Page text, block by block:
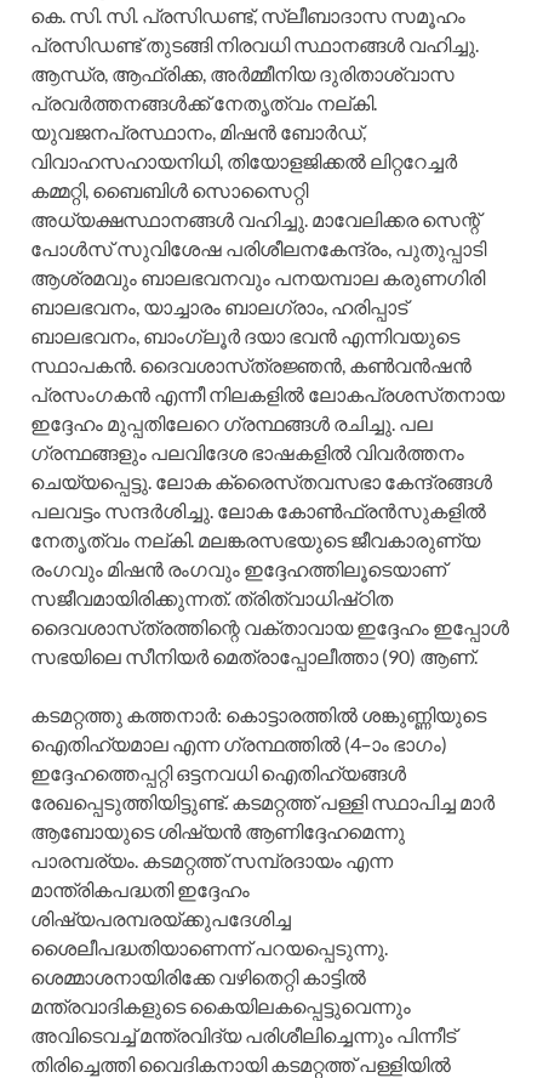
കെ. സി. സി. പ്രസിഡണ്ട്‌, സ്ലീബാദാസ സമൂഹം
പ്രസിഡണ്ട്‌ തുടങ്ങി നിരവധി സ്ഥാനങ്ങള്‍ വഹിച്ചു.
ആന്ധ്ര, ആഫ്രിക്ക, അര്‍മ്മീനിയ ദുരിതാശ്വാസ
പ്രവര്‍ത്തനങ്ങള്‍ക്ക്‌ നേതൃത്വം നല്‌കി.
യുവജനപ്രസ്ഥാനം, മിഷന്‍ ബോര്‍ഡ്‌,
വിവാഹസഹായനിധി, തിയോളജിക്കല്‍ ലിറ്ററേച്ചര്‍
കമ്മറ്റി, ബൈബിള്‍ സൊസൈറ്റി
അധ്യക്ഷസ്ഥാനങ്ങള്‍ വഹിച്ചു. മാവേലിക്കര സെന്റ്‌
പോള്‍സ്‌ സുവിശേഷ പരിശീലനകേന്ദ്രം, പുതുപ്പാടി
ആശ്രമവും ബാലഭവനവും പനയമ്പാല കരുണഗിരി
ബാലഭവനം, യാച്ചാരം ബാലഗ്രാം, ഹരിപ്പാട്‌
ബാലഭവനം, ബാംഗ്ലൂര്‍ ദയാ ഭവന്‍ എന്നിവയുടെ
സ്ഥാപകന്‍. ദൈവശാസ്‌ത്രജ്ഞന്‍, കണ്‍വന്‍ഷന്‍
പ്രസംഗകന്‍ എന്നീ നിലകളില്‍ ലോകപ്രശസ്‌തനായ
ഇദ്ദേഹം മുപ്പതിലേറെ ഗ്രന്ഥങ്ങള്‍ രചിച്ചു. പല
ഗ്രന്ഥങ്ങളും പലവിദേശ ഭാഷകളില്‍ വിവര്‍ത്തനം
ചെയ്യപ്പെട്ടു. ലോക ക്രൈസ്‌തവസഭാ കേന്ദ്രങ്ങള്‍
പലവട്ടം സന്ദര്‍ശിച്ചു. ലോക കോണ്‍ഫ്രന്‍സുകളില്‍
നേതൃത്വം നല്‌കി. മലങ്കരസഭയുടെ ജീവകാരുണ്യ
രംഗവും മിഷന്‍ രംഗവും ഇദ്ദേഹത്തിലൂടെയാണ്‌
സജീവമായിരിക്കുന്നത്‌. ത്രിത്വാധിഷ്‌ഠിത
ദൈവശാസ്‌ത്രത്തിന്റെ വക്താവായ ഇദ്ദേഹം ഇപ്പോള്‍
സഭയിലെ സീനിയര്‍ മെത്രാപ്പോലീത്താ (90) ആണ്‌.
കടമറ്റത്തു കത്തനാര്‍: കൊട്ടാരത്തില്‍ ശങ്കുണ്ണിയുടെ
ഐതിഹ്യമാല എന്ന ഗ്രന്ഥത്തില്‍ (4–ാം ഭാഗം)
ഇദ്ദേഹത്തെപ്പറ്റി ഒട്ടനവധി ഐതിഹ്യങ്ങള്‍
രേഖപ്പെടുത്തിയിട്ടുണ്ട്‌. കടമറ്റത്ത്‌ പള്ളി സ്ഥാപിച്ച മാര്‍
ആബോയുടെ ശിഷ്യന്‍ ആണിദ്ദേഹമെന്നു
പാരമ്പര്യം. കടമറ്റത്ത്‌ സമ്പ്രദായം എന്ന
മാന്ത്രികപദ്ധതി ഇദ്ദേഹം
ശിഷ്യപരമ്പരയ്ക്കുപദേശിച്ച
ശൈലീപദ്ധതിയാണെന്ന്‌ പറയപ്പെടുന്നു.
ശെമ്മാശനായിരിക്കേ വഴിതെറ്റി കാട്ടില്‍
മന്ത്രവാദികളുടെ കൈയിലകപ്പെട്ടുവെന്നും
അവിടെവച്ച്‌ മന്ത്രവിദ്യ പരിശീലിച്ചെന്നും പിന്നീട്‌
തിരിച്ചെത്തി വൈദികനായി കടമറ്റത്ത്‌ പള്ളിയില്‍